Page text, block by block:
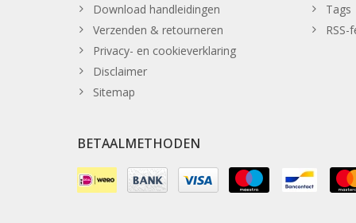
Download handleidingen
Verzenden & retourneren
Privacy- en cookieverklaring
Disclaimer
Sitemap
Tags
RSS-
BETAALMETHODEN